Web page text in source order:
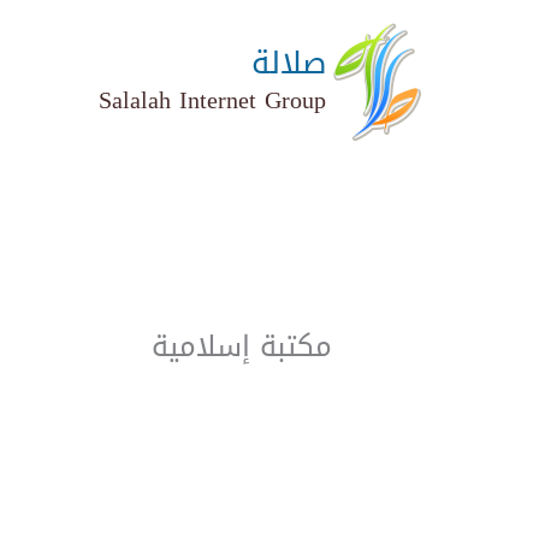
صلالة
Salalah Internet Group
مكتبة إسلامية